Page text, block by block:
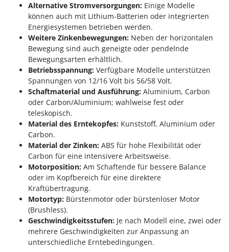
Alternative Stromversorgungen: Einige Modelle
können auch mit Lithium-Batterien oder integrierten
Energiesystemen betrieben werden.
Weitere Zinkenbewegungen: Neben der horizontalen
Bewegung sind auch geneigte oder pendelnde
Bewegungsarten erhältlich.
Betriebsspannung: Verfügbare Modelle unterstützen
Spannungen von 12/16 Volt bis 56/58 Volt.
Schaftmaterial und Ausführung: Aluminium, Carbon
oder Carbon/Aluminium; wahlweise fest oder
teleskopisch.
Material des Erntekopfes: Kunststoff, Aluminium oder
Carbon.
Material der Zinken: ABS für hohe Flexibilität oder
Carbon für eine intensivere Arbeitsweise.
Motorposition: Am Schaftende für bessere Balance
oder im Kopfbereich für eine direktere
Kraftübertragung.
Motortyp: Bürstenmotor oder bürstenloser Motor
(Brushless).
Geschwindigkeitsstufen: Je nach Modell eine, zwei oder
mehrere Geschwindigkeiten zur Anpassung an
unterschiedliche Erntebedingungen.